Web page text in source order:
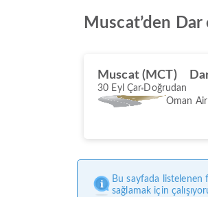
Muscat’den Dar
Muscat (MCT)
30 Eyl Çar Doğrudan
Oman Air
Bu sayfada listelenen
sağlamak için